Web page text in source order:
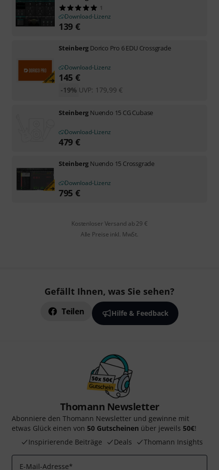
1
Download-Lizenz
139 €
Steinberg Dorico Pro 6 EDU Crossgrade
Download-Lizenz
145 €
UVP: 179,99 €
-19%
Steinberg Nuendo 15 CG Cubase
Download-Lizenz
479 €
Steinberg Nuendo 15 Crossgrade
Download-Lizenz
795 €
Kostenloser Versand ab 29 €
Alle Preise inkl. MwSt.
Gefällt Ihnen, was Sie sehen?
Teilen Hilfe & Feedback
Thomann Newsletter
Abonniere den Thomann Newsletter und gewinne mit
etwas Glück einen von 50 Gutscheinen über jeweils 50€!
Inspirierende Beiträge
Deals Thomann Insights
E-Mail-Adresse*